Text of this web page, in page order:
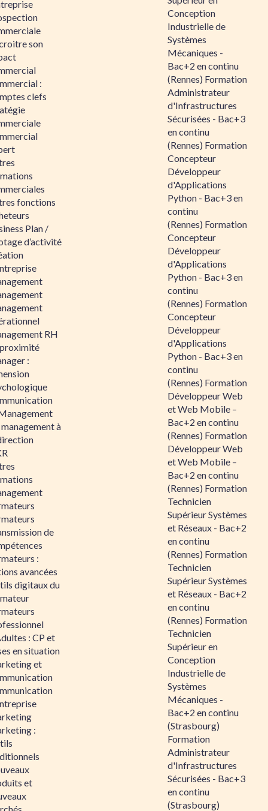
son
:
clefs
fonctions
Plan /
d’activité
RH
:
à
de
:
avancées
digitaux du
: CP et
en situation
et
:
et
Conception
Industrielle de
Systèmes
Mécaniques -
Bac+2 en continu
(Rennes) Formation
Administrateur
d'Infrastructures
Sécurisées - Bac+3
en continu
(Rennes) Formation
Concepteur
Développeur
d'Applications
Python - Bac+3 en
continu
(Rennes) Formation
Concepteur
Développeur
d'Applications
Python - Bac+3 en
continu
(Rennes) Formation
Concepteur
Développeur
d'Applications
Python - Bac+3 en
continu
(Rennes) Formation
Développeur Web
et Web Mobile –
Bac+2 en continu
(Rennes) Formation
Développeur Web
et Web Mobile –
Bac+2 en continu
(Rennes) Formation
Technicien
Supérieur Systèmes
et Réseaux - Bac+2
en continu
(Rennes) Formation
Technicien
Supérieur Systèmes
et Réseaux - Bac+2
en continu
(Rennes) Formation
Technicien
Supérieur en
Conception
Industrielle de
Systèmes
Mécaniques -
Bac+2 en continu
(Strasbourg)
Formation
Administrateur
d'Infrastructures
Sécurisées - Bac+3
en continu
(Strasbourg)